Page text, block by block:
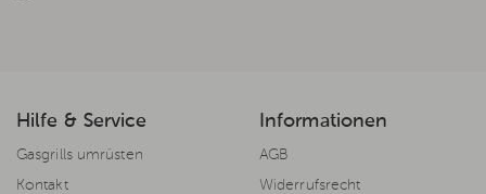
Hilfe & Service
Gasgrills umrüsten
Kontakt
Informationen
AGB
Widerrufsrecht